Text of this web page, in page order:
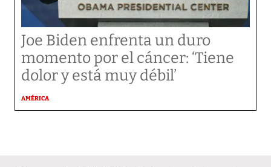
Joe Biden enfrenta un duro
momento por el cáncer: ‘Tiene
dolor y está muy débil’
AMÉRICA